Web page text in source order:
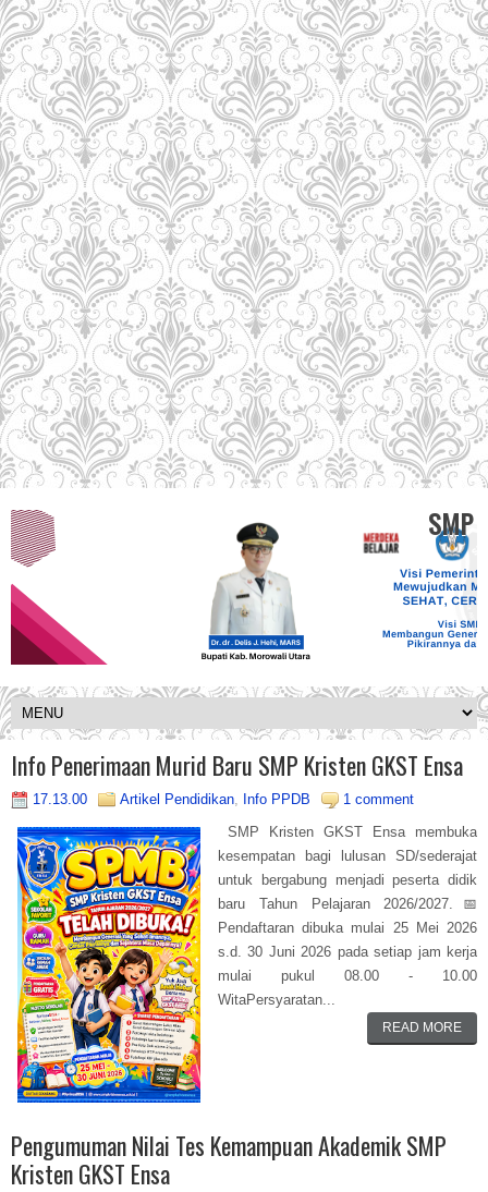
SMP
Info Penerimaan Murid Baru SMP Kristen GKST Ensa
17.13.00 Artikel Pendidikan, Info PPDB
1 comment
SMP Kristen GKST Ensa membuka
kesempatan bagi lulusan SD/sederajat
untuk bergabung menjadi peserta didik
baru Tahun Pelajaran 2026/2027.📅
Pendaftaran dibuka mulai 25 Mei 2026
s.d. 30 Juni 2026 pada setiap jam kerja
mulai pukul 08.00 - 10.00
WitaPersyaratan...
READ MORE
Pengumuman Nilai Tes Kemampuan Akademik SMP
Kristen GKST Ensa